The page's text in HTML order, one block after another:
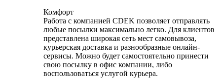
Комфорт
Работа с компанией CDEK позволяет отправлять
любые посылки максимально легко. Для клиентов
представлена широкая сеть мест самовывоза,
курьерская доставка и разнообразные онлайн-
сервисы. Можно будет самостоятельно принести
свою посылку в офис компании, либо
воспользоваться услугой курьера.